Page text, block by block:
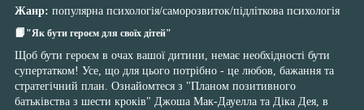
Жанр: популярна психологія/саморозвиток/підліткова психологія
📙 "Як бути героєм для своїх дітей"
Щоб бути героєм в очах вашої дитини, немає необхідності бути
супертатком! Усе, що для цього потрібно - це любов, бажання та
стратегічний план. Ознайомтеся з "Планом позитивного
батьківства з шести кроків" Джоша Мак-Дауелла та Діка Дея, в